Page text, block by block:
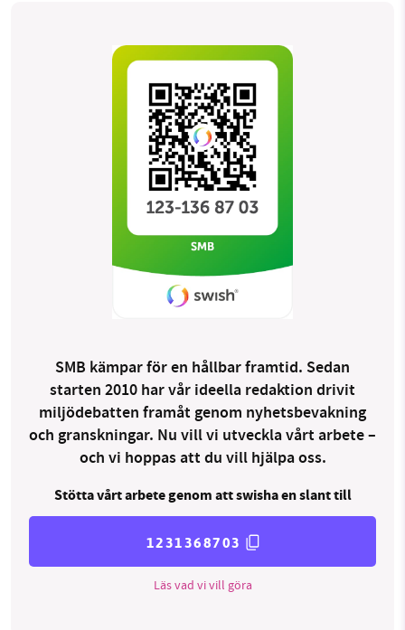
SMB kämpar för en hållbar framtid. Sedan
starten 2010 har vår ideella redaktion drivit
miljödebatten framåt genom nyhetsbevakning
och granskningar. Nu vill vi utveckla vårt arbete –
och vi hoppas att du vill hjälpa oss.
Stötta vårt arbete genom att swisha en slant till
1231368703
Läs vad vi vill göra